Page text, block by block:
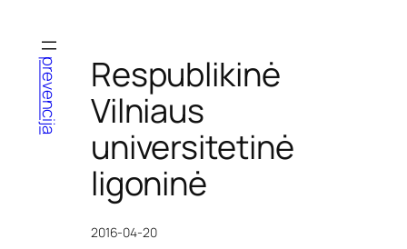
turinio
prevencija
Respublikinė
Vilniaus
universitetinė
ligoninė
2016-04-20